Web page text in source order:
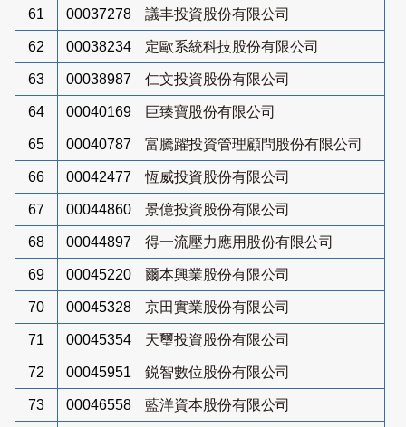
61 00037278 議丰投資股份有限公司
62 00038234 定歐系統科技股份有限公司
63 00038987 仁文投資股份有限公司
64 00040169 巨臻寶股份有限公司
65 00040787 富騰躍投資管理顧問股份有限公司
66 00042477 恆威投資股份有限公司
67 00044860 景億投資股份有限公司
68 00044897 得一流壓力應用股份有限公司
69 00045220 爾本興業股份有限公司
70 00045328 京田實業股份有限公司
71 00045354 天璽投資股份有限公司
72 00045951 鋭智數位股份有限公司
73 00046558 藍洋資本股份有限公司